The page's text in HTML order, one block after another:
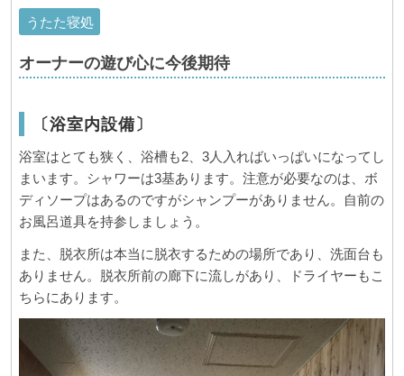
うたた寝処
オーナーの遊び心に今後期待
〔浴室内設備〕
浴室はとても狭く、浴槽も2、3人入ればいっぱいになってし
まいます。シャワーは3基あります。注意が必要なのは、ボ
ディソープはあるのですがシャンプーがありません。自前の
お風呂道具を持参しましょう。
また、脱衣所は本当に脱衣するための場所であり、洗面台も
ありません。脱衣所前の廊下に流しがあり、ドライヤーもこ
ちらにあります。